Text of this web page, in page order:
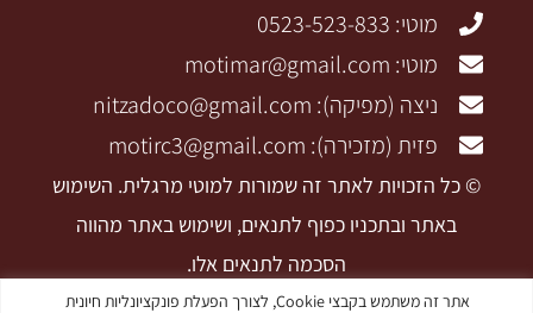
אתר זה משתמש בקבצי Cookie, לצורך הפעלת פונקציונליות חיונית
מוטי: 0523-523-833
מוטי: motimar@gmail.com
ניצה (מפיקה): nitzadoco@gmail.com
פזית (מזכירה): motirc3@gmail.com
© כל הזכויות לאתר זה שמורות למוטי מרגלית. השימוש
באתר ובתכניו כפוף לתנאים, ושימוש באתר מהווה
הסכמה לתנאים אלו.
הצהרת פרטיות|תקנון האתר ותנאי השימוש|הצהרת